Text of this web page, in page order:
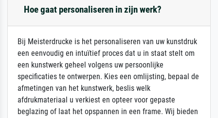
Hoe gaat personaliseren in zijn werk?
Bij Meisterdrucke is het personaliseren van uw kunstdruk
een eenvoudig en intuïtief proces dat u in staat stelt om
een kunstwerk geheel volgens uw persoonlijke
specificaties te ontwerpen. Kies een omlijsting, bepaal de
afmetingen van het kunstwerk, beslis welk
afdrukmateriaal u verkiest en opteer voor gepaste
beglazing of laat het opspannen in een frame. Wij bieden